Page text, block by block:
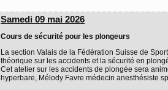
Samedi 09 mai 2026
Cours de sécurité pour les plongeurs
La section Valais de la Fédération Suisse de
théorique sur les accidents et la sécurité en
Cet atelier sur les accidents de plongée sera
hyperbare, Mélody Favre médecin anesthésiste